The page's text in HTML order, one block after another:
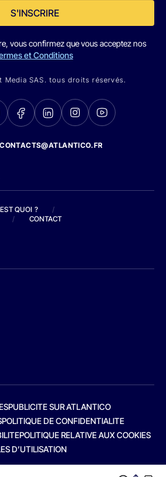
S'INSCRIRE
vous confirmez que vous acceptez nos
et Conditions
Media SAS. tous droits réservés.
QUOI ?
/
/ CONTACT
PUBLICITE SUR ATLANTICO
POLITIQUE DE CONFIDENTIALITE
POLITIQUE RELATIVE AUX COOKIES
D’UTILISATION